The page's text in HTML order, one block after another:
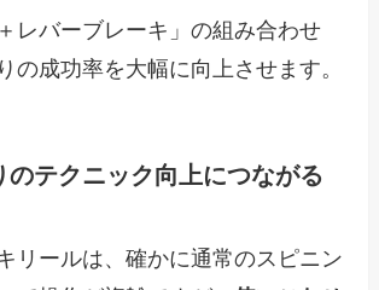
レバーブレーキ」の組み合わせ
の成功率を大幅に向上させます。
テクニック向上につながる
リールは、確かに通常のスピニン